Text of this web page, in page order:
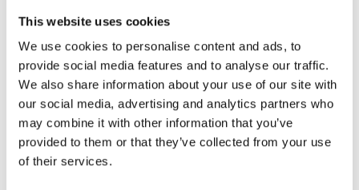
This website uses cookies
We use cookies to personalise content and ads, to
provide social media features and to analyse our traffic.
We also share information about your use of our site with
our social media, advertising and analytics partners who
may combine it with other information that you’ve
provided to them or that they’ve collected from your use
of their services.
ANVÄNDNING TIPS MER INFO INGREDIENSER
Fördela Olive Cleansing på torr hud och massera med
mjuka, cirklande rörelser. Undvik att dra eller slita i huden.
Skölj sedan av med ljummet vatten, gärna med hjälp av en
tvättsvamp av cellulosa. Alternativt torkas Olive Cleansing
bort med ansiktsservett. Avsluta med passande Freshener
(ansiktsvatten).